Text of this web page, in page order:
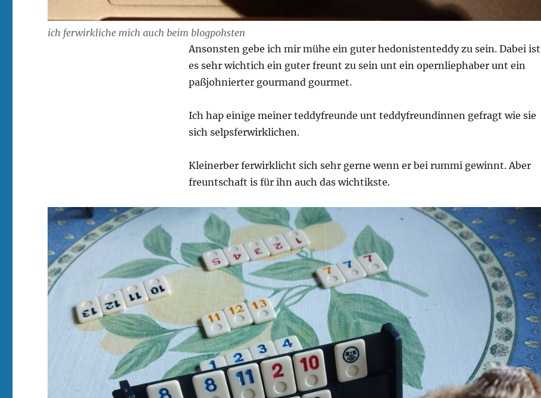
ich ferwirkliche mich auch beim blogpohsten
Ansonsten gebe ich mir mühe ein guter hedonistenteddy zu sein. Dabei ist
es sehr wichtich ein guter freunt zu sein unt ein opernliephaber unt ein
paßjohnierter gourmand gourmet.
Ich hap einige meiner teddyfreunde unt teddyfreundinnen gefragt wie sie
sich selpsferwirklichen.
Kleinerber ferwirklicht sich sehr gerne wenn er bei rummi gewinnt. Aber
freuntschaft is für ihn auch das wichtikste.